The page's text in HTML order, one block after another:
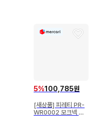
5%100,785원
[새상품] 피레티 PR-
WR0002 모크넥 셔